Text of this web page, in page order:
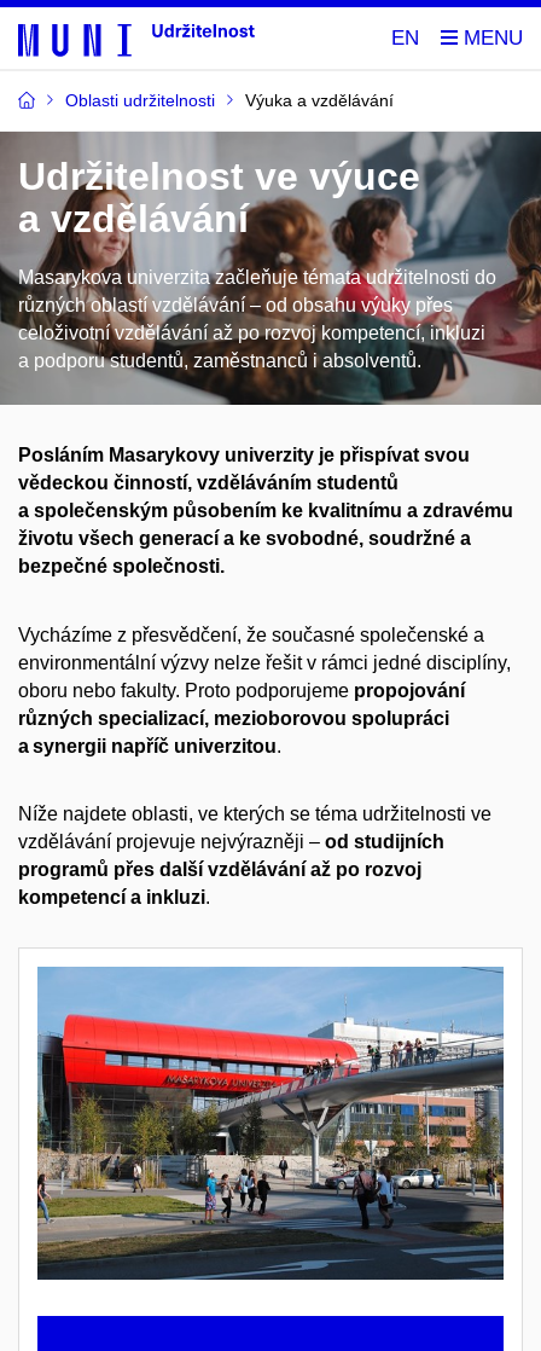
EN
Oblasti udržitelnosti Výuka a vzdělávání
Udržitelnost ve výuce
a vzdělávání
Masarykova univerzita začleňuje témata udržitelnosti do
různých oblastí vzdělávání – od obsahu výuky přes
celoživotní vzdělávání až po rozvoj kompetencí, inkluzi
a podporu studentů, zaměstnanců i absolventů.
Posláním Masarykovy univerzity je přispívat svou
vědeckou činností, vzděláváním studentů
a společenským působením ke kvalitnímu​ a zdravému
životu všech generací a ke svobodné, soudržné a
bezpečné společnosti.​
Vycházíme z přesvědčení, že současné společenské a
environmentální výzvy nelze řešit v rámci jedné disciplíny,
oboru nebo fakulty. Proto podporujeme propojování
různých specializací, mezioborovou spolupráci
a synergii napříč univerzitou.
Níže najdete oblasti, ve kterých se téma udržitelnosti ve
vzdělávání projevuje nejvýrazněji – od studijních
programů přes další vzdělávání až po rozvoj
kompetencí a inkluzi.